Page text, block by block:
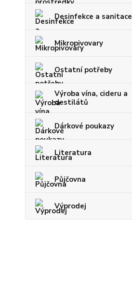
Desinfekce a sanitace
Mikropivovary
Ostatní potřeby
Výroba vína, cideru a
destilátů
Dárkové poukazy
Literatura
Půjčovna
Výprodej